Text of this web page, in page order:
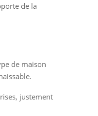
de la
de maison
justement